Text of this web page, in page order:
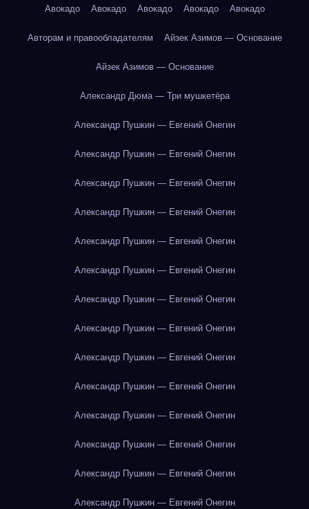
Авокадо Авокадо Авокадо Авокадо Авокадо
Авторам и правообладателям Айзек Азимов — Основание
Айзек Азимов — Основание
Александр Дюма — Три мушкетёра
Александр Пушкин — Евгений Онегин
Александр Пушкин — Евгений Онегин
Александр Пушкин — Евгений Онегин
Александр Пушкин — Евгений Онегин
Александр Пушкин — Евгений Онегин
Александр Пушкин — Евгений Онегин
Александр Пушкин — Евгений Онегин
Александр Пушкин — Евгений Онегин
Александр Пушкин — Евгений Онегин
Александр Пушкин — Евгений Онегин
Александр Пушкин — Евгений Онегин
Александр Пушкин — Евгений Онегин
Александр Пушкин — Евгений Онегин
Александр Пушкин — Евгений Онегин